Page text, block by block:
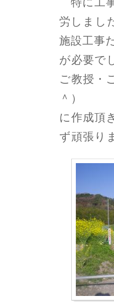
労しまし
施設工事
が必要で
ご教授・
＾）ゞ
に作成頂
ず頑張り